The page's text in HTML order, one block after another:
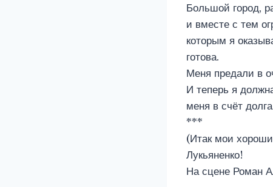
Большой город,
и вместе с тем
которым я
готова.
Меня предали в
И теперь я
меня в счёт
***
(Итак мои
Лукьяненко!
На сцене Роман